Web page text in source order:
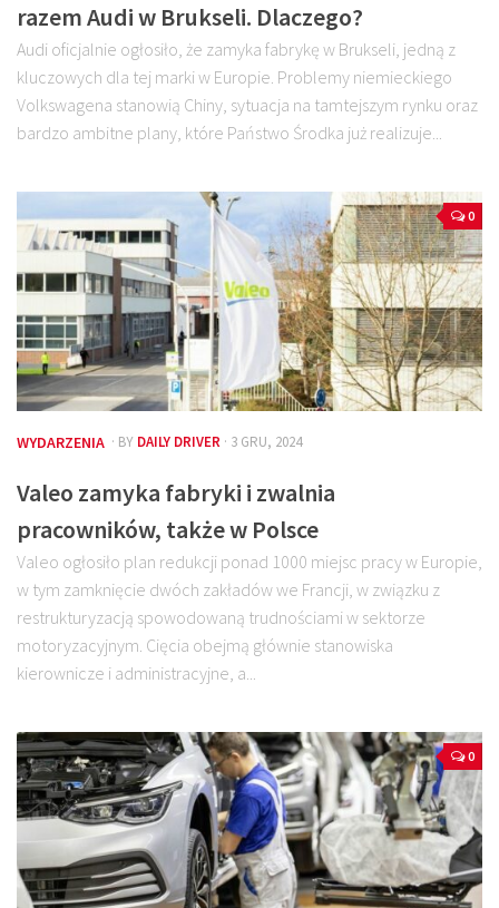
razem Audi w Brukseli. Dlaczego?
Audi oficjalnie ogłosiło, że zamyka fabrykę w Brukseli, jedną z
kluczowych dla tej marki w Europie. Problemy niemieckiego
Volkswagena stanowią Chiny, sytuacja na tamtejszym rynku oraz
bardzo ambitne plany, które Państwo Środka już realizuje...
0
WYDARZENIA · BY DAILY DRIVER · 3 GRU, 2024
Valeo zamyka fabryki i zwalnia
pracowników, także w Polsce
Valeo ogłosiło plan redukcji ponad 1000 miejsc pracy w Europie,
w tym zamknięcie dwóch zakładów we Francji, w związku z
restrukturyzacją spowodowaną trudnościami w sektorze
motoryzacyjnym. Cięcia obejmą głównie stanowiska
kierownicze i administracyjne, a...
0